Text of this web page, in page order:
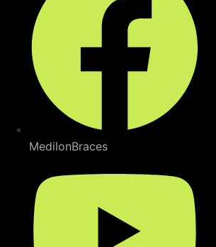
MedilonBraces